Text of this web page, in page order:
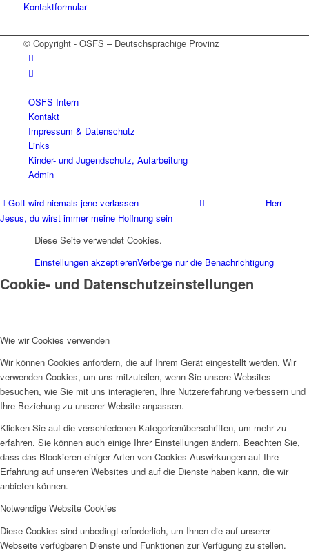
Kontaktformular
© Copyright - OSFS – Deutschsprachige Provinz
OSFS Intern
Kontakt
Impressum & Datenschutz
Links
Kinder- und Jugendschutz, Aufarbeitung
Admin
Gott wird niemals jene verlassen
Herr
Jesus, du wirst immer meine Hoffnung sein
Diese Seite verwendet Cookies.
Einstellungen akzeptierenVerberge nur die Benachrichtigung
Cookie- und Datenschutzeinstellungen
Wie wir Cookies verwenden
Wir können Cookies anfordern, die auf Ihrem Gerät eingestellt werden. Wir
verwenden Cookies, um uns mitzuteilen, wenn Sie unsere Websites
besuchen, wie Sie mit uns interagieren, Ihre Nutzererfahrung verbessern und
Ihre Beziehung zu unserer Website anpassen.
Klicken Sie auf die verschiedenen Kategorienüberschriften, um mehr zu
erfahren. Sie können auch einige Ihrer Einstellungen ändern. Beachten Sie,
dass das Blockieren einiger Arten von Cookies Auswirkungen auf Ihre
Erfahrung auf unseren Websites und auf die Dienste haben kann, die wir
anbieten können.
Notwendige Website Cookies
Diese Cookies sind unbedingt erforderlich, um Ihnen die auf unserer
Webseite verfügbaren Dienste und Funktionen zur Verfügung zu stellen.